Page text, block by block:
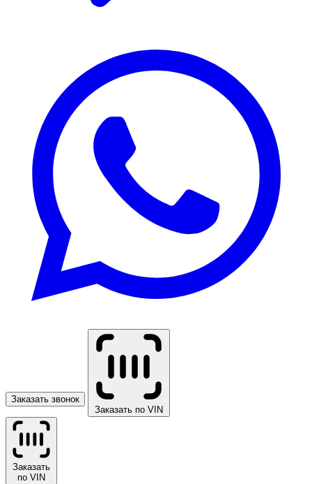
Заказать звонок
Заказать по VIN
Заказать
по VIN